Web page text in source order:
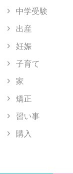
中学受験
出産
妊娠
子育て
家
矯正
習い事
購入